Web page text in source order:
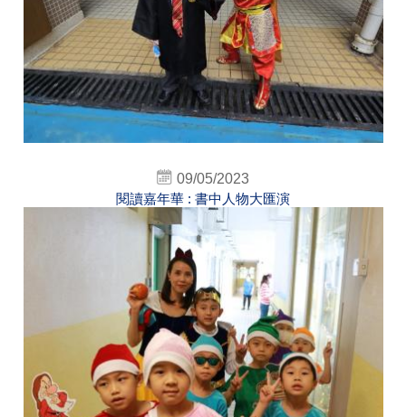
09/05/2023
閱讀嘉年華 : 書中人物大匯演